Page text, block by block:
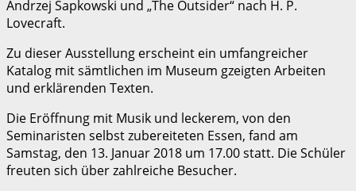
Andrzej Sapkowski und „The Outsider“ nach H. P.
Lovecraft.
Zu dieser Ausstellung erscheint ein umfangreicher
Katalog mit sämtlichen im Museum gzeigten Arbeiten
und erklärenden Texten.
Die Eröffnung mit Musik und leckerem, von den
Seminaristen selbst zubereiteten Essen, fand am
Samstag, den 13. Januar 2018 um 17.00 statt. Die Schüler
freuten sich über zahlreiche Besucher.